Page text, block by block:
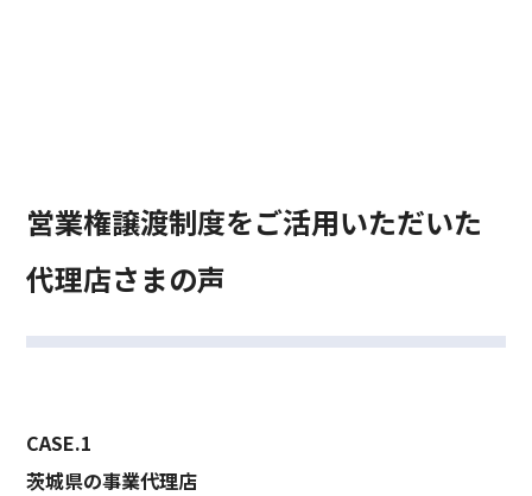
営業権譲渡制度をご活用いただいた
代理店さまの声
CASE.1
茨城県の事業代理店